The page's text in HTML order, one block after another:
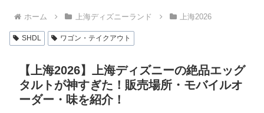
ホーム 上海ディズニーランド 上海2026
SHDL ワゴン・テイクアウト
【上海2026】上海ディズニーの絶品エッグ
タルトが神すぎた！販売場所・モバイルオ
ーダー・味を紹介！